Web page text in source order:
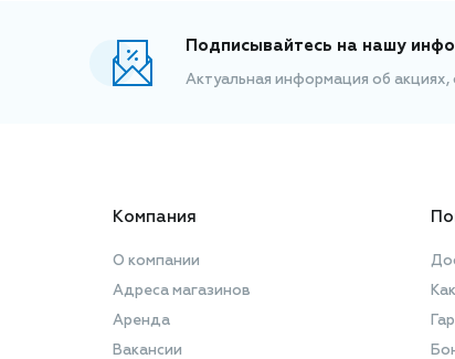
Подписывайтесь на нашу
Актуальная информация об
Компания
О компании
Адреса магазинов
Аренда
Вакансии